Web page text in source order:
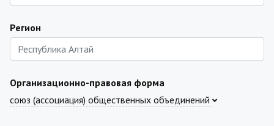
Регион
Организационно-правовая форма
союз (ассоциация) общественных объединений